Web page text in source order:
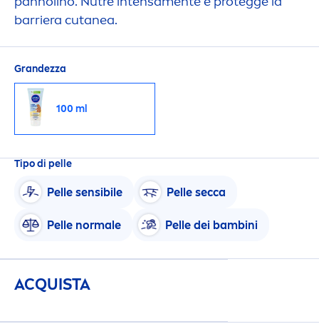
barriera cutanea.
Grandezza
100 ml
Tipo di pelle
Pelle sensibile Pelle secca
Pelle normale Pelle dei bambini
ACQUISTA